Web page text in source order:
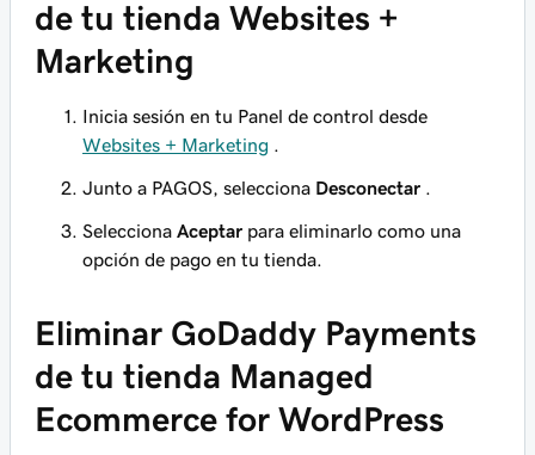
de tu tienda Websites +
Marketing
Inicia sesión en tu Panel de control desde
Websites + Marketing
Junto a PAGOS, selecciona Desconectar
Selecciona Aceptar para eliminarlo como una
opción de pago en tu tienda.
Eliminar GoDaddy Payments
de tu tienda Managed
Ecommerce for WordPress